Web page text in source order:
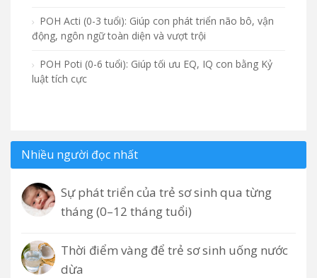
POH Acti (0-3 tuổi): Giúp con phát triển não bô, vận
động, ngôn ngữ toàn diện và vượt trội
POH Poti (0-6 tuổi): Giúp tối ưu EQ, IQ con bằng Kỷ
luật tích cực
Nhiều người đọc nhất
Sự phát triển của trẻ sơ sinh qua từng
tháng (0–12 tháng tuổi)
Thời điểm vàng để trẻ sơ sinh uống nước
dừa